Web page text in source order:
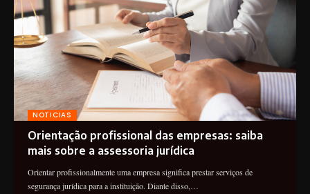
NOTICIAS
Orientação profissional das empresas: saiba
mais sobre a assessoria jurídica
Orientar profissionalmente uma empresa significa prestar serviços de
segurança jurídica para a instituição. Diante disso,…